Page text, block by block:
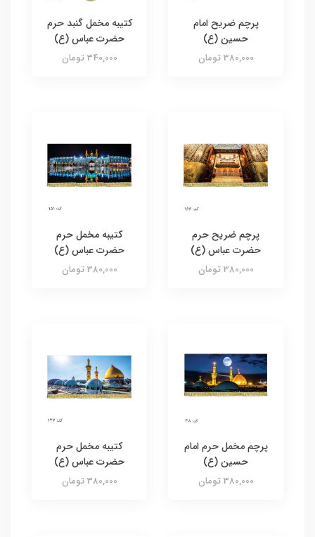
پرچم ضریح امام
حسین (ع)
380,000 تومان
کتیبه مخمل گنبد حرم
حضرت عباس (ع)
340,000 تومان
پرچم ضریح حرم
حضرت عباس (ع)
380,000 تومان
کتیبه مخمل حرم
حضرت عباس (ع)
380,000 تومان
پرچم مخمل حرم امام
حسین (ع)
380,000 تومان
کتیبه مخمل حرم
حضرت عباس (ع)
380,000 تومان